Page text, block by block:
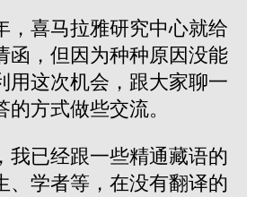
，喜马拉雅研究中心就给
函，但因为种种原因没能
用这次机会，跟大家聊一
方式做些交流。
我已经跟一些精通藏语的
、学者等，在没有翻译的